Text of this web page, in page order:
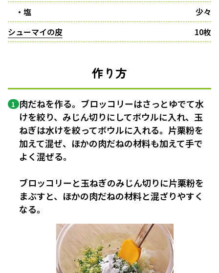
・塩
少々
シューマイの皮
10枚
作り方
1 肉だねを作る。ブロッコリーはさっとゆでて水
けを絞り、みじん切りにしてボウルに入れ、玉
ねぎは水けを絞ってボウルに入れる。片栗粉を
加えて混ぜ、ほかの肉だねの材料も加えて手で
よく混ぜる。
ブロッコリーと玉ねぎのみじん切りに片栗粉を
まぶすと、ほかの肉だねの材料と混ざりやすく
なる。